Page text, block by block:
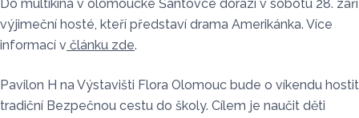
Do multikina v olomoucké Šantovce dorazí v sobotu 28. září
výjimeční hosté, kteří představí drama Amerikánka. Více
informací v článku zde.
Pavilon H na Výstavišti Flora Olomouc bude o víkendu hostit
tradiční Bezpečnou cestu do školy. Cílem je naučit děti